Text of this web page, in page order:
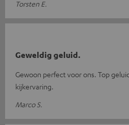
Torsten E.
Geweldig geluid.
Gewoon perfect voor ons. Top
kijkervaring.
Marco S.